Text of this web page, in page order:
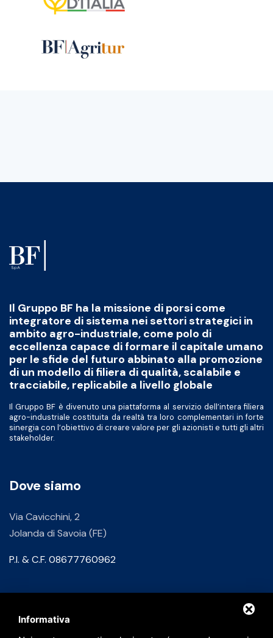
Il Gruppo BF ha la missione di porsi come
integratore di sistema nei settori strategici in
ambito agro-industriale, come polo di
eccellenza capace di formare il capitale umano
per le sfide del futuro abbinato alla promozione
di un modello di filiera di qualità, scalabile e
tracciabile, replicabile a livello globale
Il Gruppo BF è divenuto una piattaforma al servizio dell’intera filiera
agro-industriale costituita da realtà tra loro complementari in forte
sinergia con l’obiettivo di creare valore per gli azionisti e tutti gli altri
stakeholder.
Dove siamo
Via Cavicchini, 2
Jolanda di Savoia (FE)
P.I. & C.F. 08677760962
Informativa